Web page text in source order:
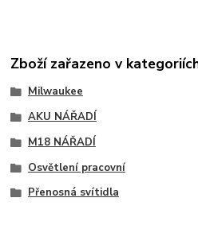
Zboží zařazeno v
Milwaukee
AKU NÁŘADÍ
M18 NÁŘADÍ
Osvětlení pracovní
Přenosná svítidla